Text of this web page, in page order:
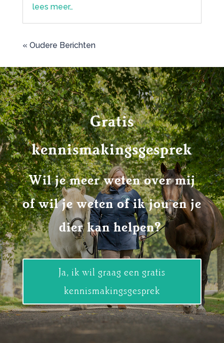
lees meer…
« Oudere Berichten
Gratis
kennismakingsgesprek
Wil je meer weten over mij
of wil je weten of ik jou en je
dier kan helpen?
Ja, ik wil graag een gratis
kennismakingsgesprek